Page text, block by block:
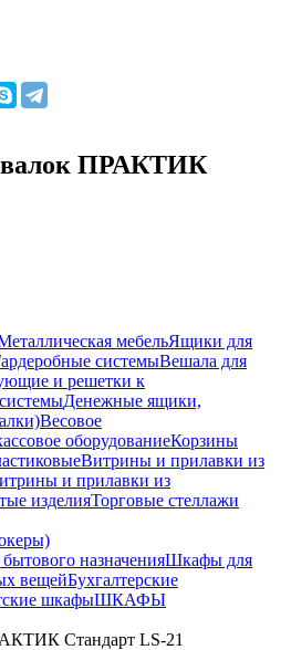
ПРАКТИК
мебельЯщики для
системыВешала для
и решетки к
Денежные ящики,
Весовое
оборудованиеКорзины
Витрины и прилавки из
и прилавки из
изделияТорговые стеллажи
назначенияШкафы для
вещейБухгалтерские
шкафыШКАФЫ
Стандарт LS-21